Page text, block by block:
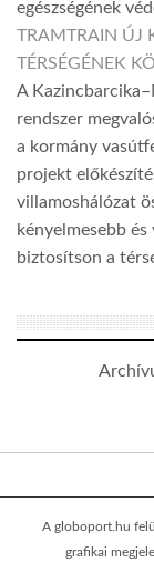
egészségének
TRAMTRAIN ÚJ
TÉRSÉGÉNEK
A
rendszer
a kormány
projekt
villamoshálózat
kényelmesebb
biztosítson a
A globoport.hu
grafikai